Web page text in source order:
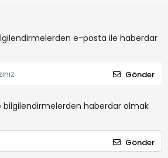
e-posta ile haberdar
Gönder
bilgilendirmelerden haberdar olmak
Gönder